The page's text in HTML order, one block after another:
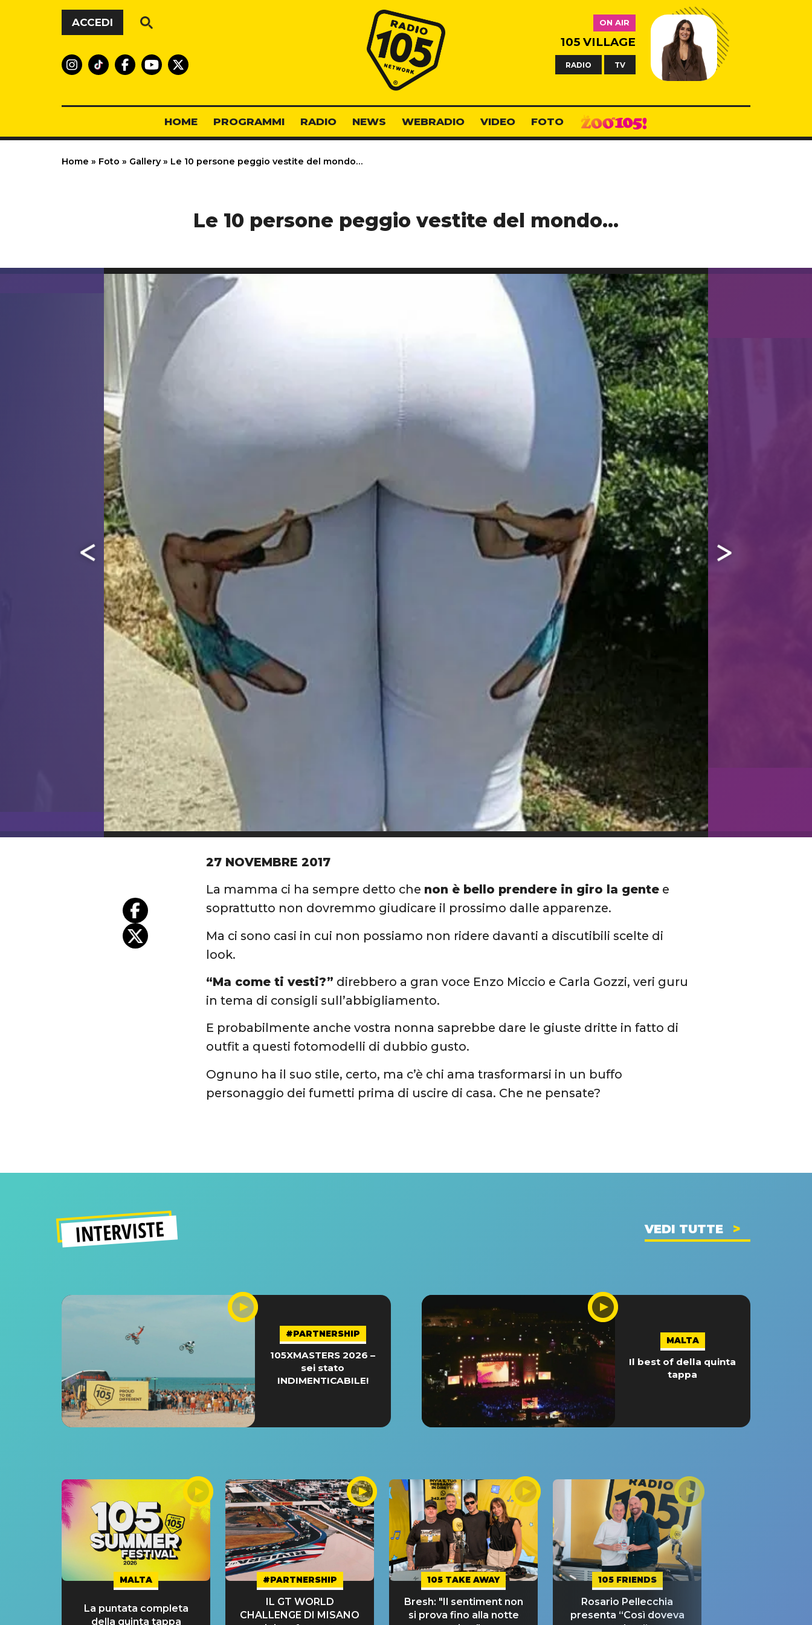
Vai al contenuto
ACCEDI
Radio 105
ON AIR
105 VILLAGE
RADIO TV
HOME PROGRAMMI RADIO NEWS WEBRADIO VIDEO FOTO
Home » Foto » Gallery » Le 10 persone peggio vestite del mondo…
Le 10 persone peggio vestite del mondo…
27 NOVEMBRE 2017
La mamma ci ha sempre detto che non è bello prendere in giro la gente e
soprattutto non dovremmo giudicare il prossimo dalle apparenze.
Ma ci sono casi in cui non possiamo non ridere davanti a discutibili scelte di
look.
“Ma come ti vesti?” direbbero a gran voce Enzo Miccio e Carla Gozzi, veri guru
in tema di consigli sull’abbigliamento.
E probabilmente anche vostra nonna saprebbe dare le giuste dritte in fatto di
outfit a questi fotomodelli di dubbio gusto.
Ognuno ha il suo stile, certo, ma c’è chi ama trasformarsi in un buffo
personaggio dei fumetti prima di uscire di casa. Che ne pensate?
INTERVISTE VEDI TUTTE
#PARTNERSHIP
105XMASTERS 2026 –
sei stato
INDIMENTICABILE!
MALTA
Il best of della quinta
tappa
MALTA
La puntata completa
della quinta tappa
#PARTNERSHIP
IL GT WORLD
CHALLENGE DI MISANO
105 TAKE AWAY
Bresh: "Il sentiment non
si prova fino alla notte
105 FRIENDS
Rosario Pellecchia
presenta “Così doveva